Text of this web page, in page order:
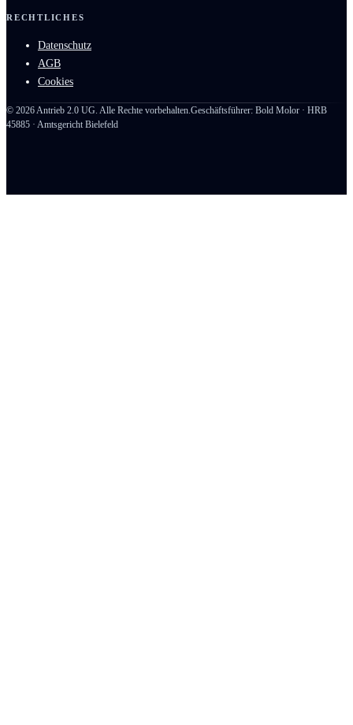
RECHTLICHES
Datenschutz
AGB
Cookies
© 2026Antrieb 2.0 UG. Alle Rechte vorbehalten.Geschäftsführer: Bold Molor · HRB
45885 · Amtsgericht Bielefeld